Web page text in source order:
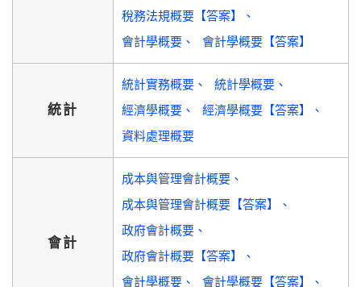
稅務法規概要【答案】
會計學概要
會計學概要【答案】
統計
統計實務概要
統計學概要
經濟學概要
經濟學概要【答案】
資料處理概要
會計
成本與管理會計概要
成本與管理會計概要【答案】
政府會計概要
政府會計概要【答案】
會計學概要
會計學概要【答案】